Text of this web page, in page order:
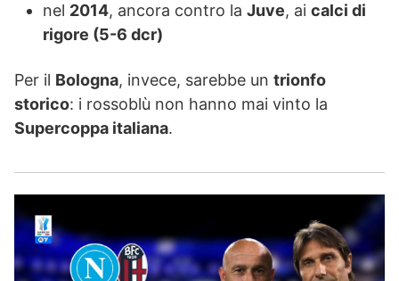
nel 2014, ancora contro la Juve, ai calci di
rigore (5-6 dcr)
Per il Bologna, invece, sarebbe un trionfo
storico: i rossoblù non hanno mai vinto la
Supercoppa italiana.